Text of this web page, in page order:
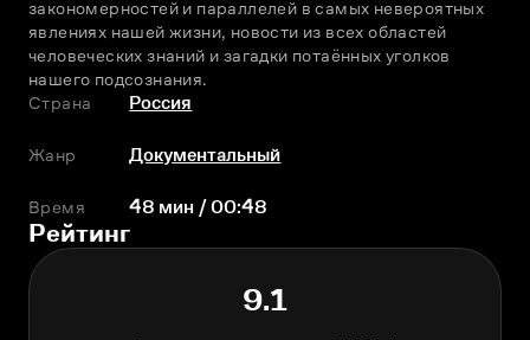
закономерностей и параллелей в самых невероятных
явлениях нашей жизни, новости из всех областей
человеческих знаний и загадки потаённых уголков
нашего подсознания.
Страна
Россия
Жанр Документальный
Время 48 мин / 00:48
Рейтинг
9.1